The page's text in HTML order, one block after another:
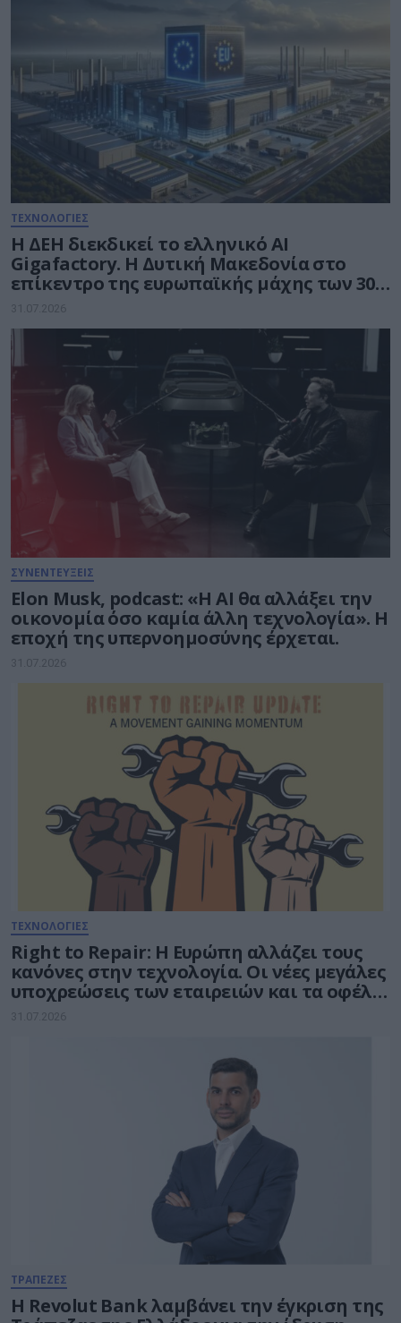
ΤΕΧΝΟΛΟΓΙΕΣ
Η ΔΕΗ διεκδικεί το ελληνικό AI
Gigafactory. Η Δυτική Μακεδονία στο
επίκεντρο της ευρωπαϊκής μάχης των 30
δισ. ευρώ για την Τεχνητή Νοημοσύνη
31.07.2026
ΣΥΝΕΝΤΕΥΞΕΙΣ
Elon Musk, podcast: «Η AI θα αλλάξει την
οικονομία όσο καμία άλλη τεχνολογία». Η
εποχή της υπερνοημοσύνης έρχεται.
31.07.2026
ΤΕΧΝΟΛΟΓΙΕΣ
Right to Repair: Η Ευρώπη αλλάζει τους
κανόνες στην τεχνολογία. Οι νέες μεγάλες
υποχρεώσεις των εταιρειών και τα οφέλη
για τους καταναλωτές
31.07.2026
ΤΡΑΠΕΖΕΣ
Η Revolut Bank λαμβάνει την έγκριση της